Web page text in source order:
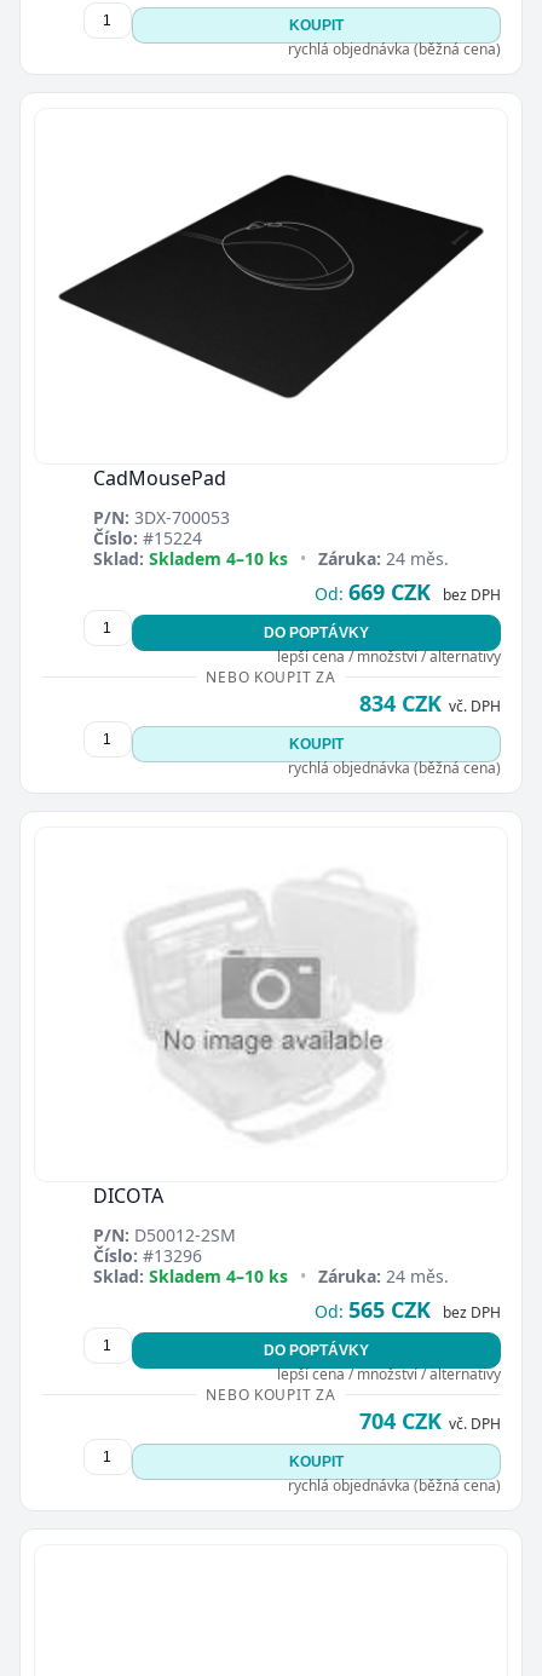
Zavřít
KOUPIT
rychlá objednávka (běžná cena)
CadMousePad
P/N: 3DX-700053
Číslo: #15224
Sklad: Skladem 4–10 ks • Záruka: 24 měs.
Od: 669 CZK bez DPH
DO POPTÁVKY
lepší cena / množství / alternativy
NEBO KOUPIT ZA
834 CZK vč. DPH
KOUPIT
rychlá objednávka (běžná cena)
DICOTA
P/N: D50012-2SM
Číslo: #13296
Sklad: Skladem 4–10 ks • Záruka: 24 měs.
Od: 565 CZK bez DPH
DO POPTÁVKY
lepší cena / množství / alternativy
NEBO KOUPIT ZA
704 CZK vč. DPH
KOUPIT
rychlá objednávka (běžná cena)